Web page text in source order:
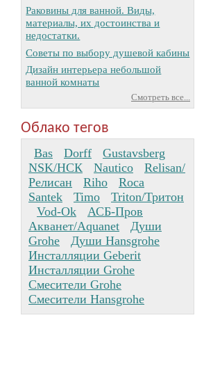
Раковины для ванной. Виды,
материалы, их достоинства и
недостатки.
Советы по выбору душевой кабины
Дизайн интерьера небольшой
ванной комнаты
Смотреть все...
Облако тегов
Bas Dorff
Gustavsberg
NSK/НСК
Nautico
Relisan/
Релисан
Riho
Roca
Santek
Timo
Triton/Тритон
Vod-Ok
АСБ-Пров
Акванет/Aquanet
Души
Grohe
Души Hansgrohe
Инсталляции Geberit
Инсталляции Grohe
Смесители Grohe
Смесители Hansgrohe